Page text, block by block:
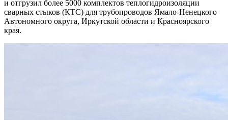
и отгрузил более 5000 комплектов теплогидроизоляции
сварных стыков (КТС) для трубопроводов Ямало-Ненецкого
Автономного округа, Иркутской области и Красноярского
края.